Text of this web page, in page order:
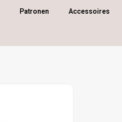
Patronen Accessoires